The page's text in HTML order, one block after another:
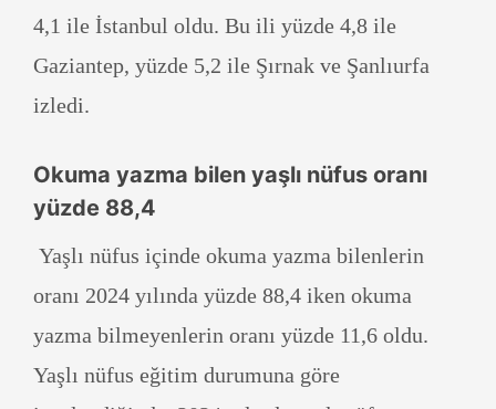
4,1 ile İstanbul oldu. Bu ili yüzde 4,8 ile
Gaziantep, yüzde 5,2 ile Şırnak ve Şanlıurfa
izledi.
Okuma yazma bilen yaşlı nüfus oranı
yüzde 88,4
Yaşlı nüfus içinde okuma yazma bilenlerin
oranı 2024 yılında yüzde 88,4 iken okuma
yazma bilmeyenlerin oranı yüzde 11,6 oldu.
Yaşlı nüfus eğitim durumuna göre